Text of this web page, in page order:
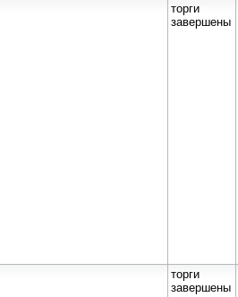
торги
завершены
торги
завершены